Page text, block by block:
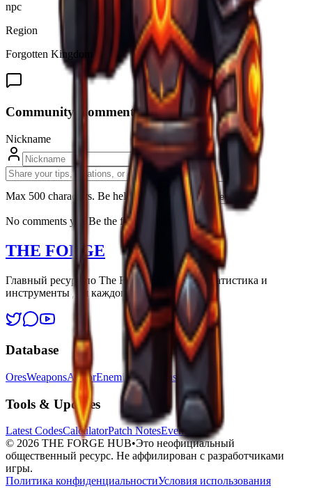
npc
Region
Forgotten Kingdom
Community Comments (0)
Nickname
Max 500 characters. Be helpfull. Post Comment
No comments yet. Be the first to share!
THE FORGE
Главный ресурс по The Forge. Стратегии, статистика и
инструменты для каждого выжившего.
Database
OresWeaponsArmorEnemiesLocations
Tools & Updates
Latest CodesCalculatorPatch NotesEvents
© 2026 THE FORGE HUB•Это неофициальный
общественный ресурс. Не аффилирован с разработчиками
игры.
Политика конфиденциальностиУсловия использования